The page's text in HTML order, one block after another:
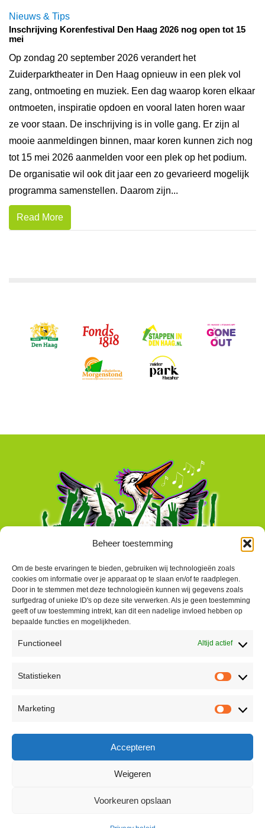
Beheer toestemming
Om de beste ervaringen te bieden, gebruiken wij technologieën zoals
cookies om informatie over je apparaat op te slaan en/of te raadplegen.
Door in te stemmen met deze technologieën kunnen wij gegevens zoals
surfgedrag of unieke ID's op deze site verwerken. Als je geen toestemming
geeft of uw toestemming intrekt, kan dit een nadelige invloed hebben op
bepaalde functies en mogelijkheden.
Functioneel Altijd actief
Statistieken
Marketing
Accepteren
Weigeren
Voorkeuren opslaan
Nieuws & Tips
Inschrijving Korenfestival Den Haag 2026 nog open tot 15
mei
Op zondag 20 september 2026 verandert het
Zuiderparktheater in Den Haag opnieuw in een plek vol
zang, ontmoeting en muziek. Een dag waarop koren elkaar
ontmoeten, inspiratie opdoen en vooral laten horen waar
ze voor staan. De inschrijving is in volle gang. Er zijn al
mooie aanmeldingen binnen, maar koren kunnen zich nog
tot 15 mei 2026 aanmelden voor een plek op het podium.
De organisatie wil ook dit jaar een zo gevarieerd mogelijk
programma samenstellen. Daarom zijn...
Read More
Peter Vergroesen
korenfestivaldenhaag@gmail.com